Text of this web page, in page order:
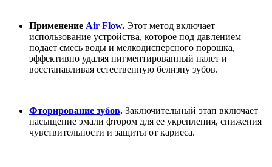
Применение Air Flow. Этот метод включает
использование устройства, которое под давлением
подает смесь воды и мелкодисперсного порошка,
эффективно удаляя пигментированный налет и
восстанавливая естественную белизну зубов.
Фторирование зубов. Заключительный этап включает
насыщение эмали фтором для ее укрепления, снижения
чувствительности и защиты от кариеса.